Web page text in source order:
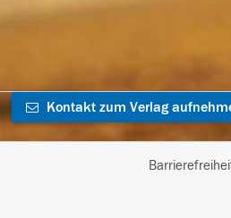
Kontakt zum Verlag